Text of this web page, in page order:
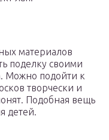
материалов
поделку своими
Можно подойти к
творчески и
Подобная вещь
детей.